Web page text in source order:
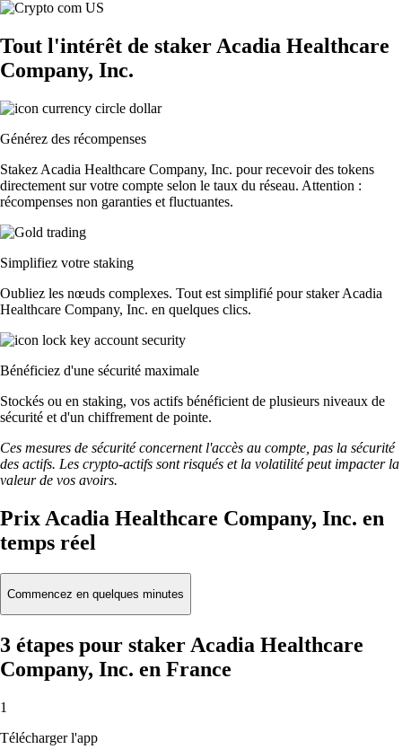
Tout l'intérêt de staker Acadia Healthcare
Company, Inc.
Générez des récompenses
Stakez Acadia Healthcare Company, Inc. pour recevoir des tokens
directement sur votre compte selon le taux du réseau. Attention :
récompenses non garanties et fluctuantes.
Simplifiez votre staking
Oubliez les nœuds complexes. Tout est simplifié pour staker Acadia
Healthcare Company, Inc. en quelques clics.
Bénéficiez d'une sécurité maximale
Stockés ou en staking, vos actifs bénéficient de plusieurs niveaux de
sécurité et d'un chiffrement de pointe.
Ces mesures de sécurité concernent l'accès au compte, pas la sécurité
des actifs. Les crypto-actifs sont risqués et la volatilité peut impacter la
valeur de vos avoirs.
Prix Acadia Healthcare Company, Inc. en
temps réel
Commencez en quelques minutes
3 étapes pour staker Acadia Healthcare
Company, Inc. en France
1
Télécharger l'app